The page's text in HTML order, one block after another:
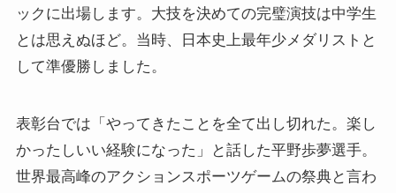
ックに出場します。大技を決めての完璧演技は中学生
とは思えぬほど。当時、日本史上最年少メダリストと
して準優勝しました。
表彰台では「やってきたことを全て出し切れた。楽し
かったしいい経験になった」と話した平野歩夢選手。
世界最高峰のアクションスポーツゲームの祭典と言わ